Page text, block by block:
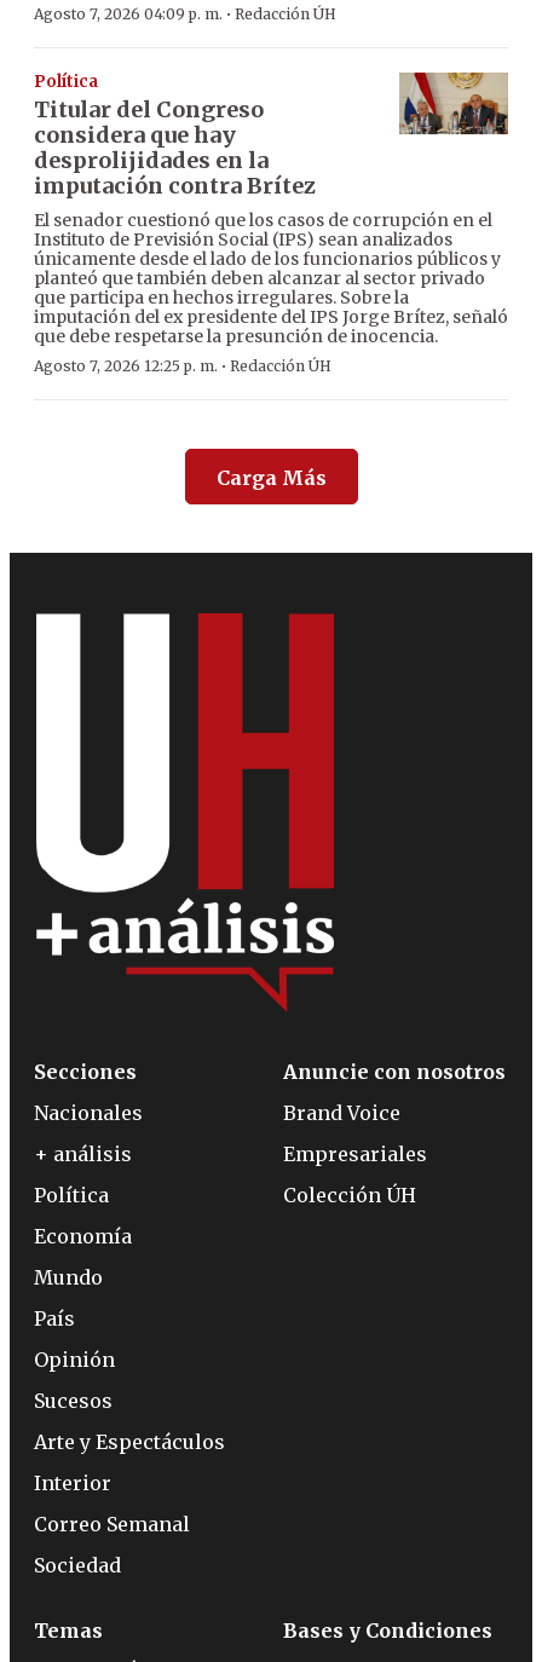
Agosto 7, 2026 04:09 p. m. · Redacción ÚH
Política
Titular del Congreso
considera que hay
desprolijidades en la
imputación contra Brítez
El senador cuestionó que los casos de corrupción en el
Instituto de Previsión Social (IPS) sean analizados
únicamente desde el lado de los funcionarios públicos y
planteó que también deben alcanzar al sector privado
que participa en hechos irregulares. Sobre la
imputación del ex presidente del IPS Jorge Brítez, señaló
que debe respetarse la presunción de inocencia.
Agosto 7, 2026 12:25 p. m. · Redacción ÚH
Carga Más
Secciones
Nacionales
+ análisis
Política
Economía
Mundo
País
Opinión
Sucesos
Arte y Espectáculos
Interior
Correo Semanal
Sociedad
Anuncie con nosotros
Brand Voice
Empresariales
Colección ÚH
Temas
Bases y Condiciones